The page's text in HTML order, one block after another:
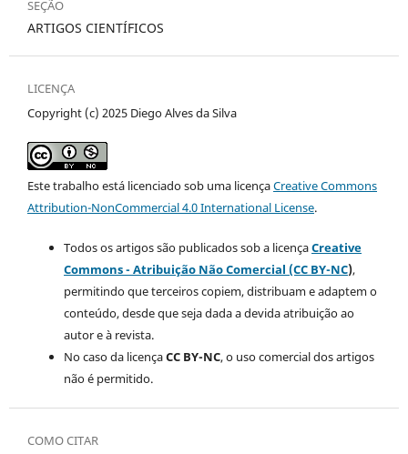
SEÇÃO
ARTIGOS CIENTÍFICOS
LICENÇA
Copyright (c) 2025 Diego Alves da Silva
Este trabalho está licenciado sob uma licençaCreative Commons
Attribution-NonCommercial 4.0 International License.
Todos os artigos são publicados sob a licençaCreative
Commons - Atribuição Não Comercial (CC BY-NC),
permitindo que terceiros copiem, distribuam e adaptem o
conteúdo, desde que seja dada a devida atribuição ao
autor e à revista.
No caso da licençaCC BY-NC, o uso comercial dos artigos
não é permitido.
COMO CITAR